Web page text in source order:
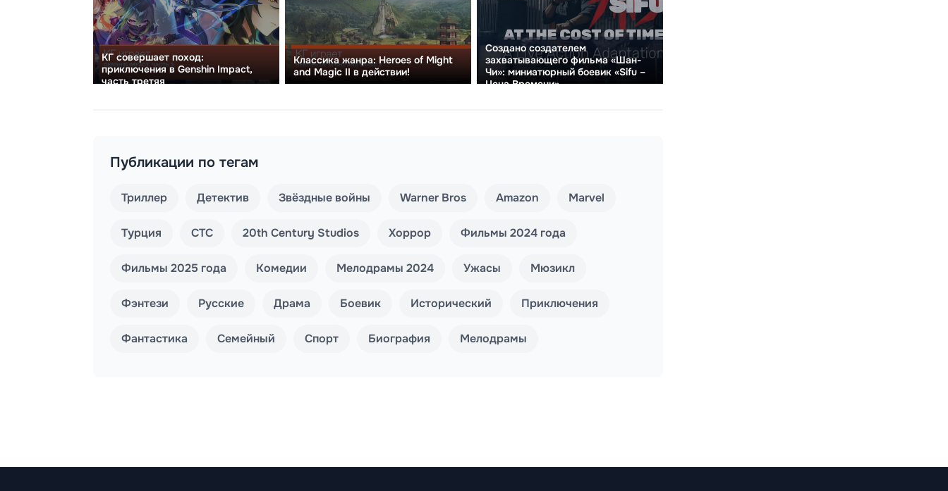
КГ совершает поход:
приключения в Genshin Impact,
часть третяя
Классика жанра: Heroes of Might
and Magic II в действии!
Создано создателем
захватывающего фильма «Шан-
Чи»: миниатюрный боевик «Sifu –
Цена Времени»
Публикации по тегам
Триллер Детектив Звёздные войны Warner Bros Amazon Marvel
Турция СТС 20th Century Studios Хоррор Фильмы 2024 года
Фильмы 2025 года Комедии Мелодрамы 2024 Ужасы Мюзикл
Фэнтези Русские Драма Боевик Исторический Приключения
Фантастика Семейный Спорт Биография Мелодрамы